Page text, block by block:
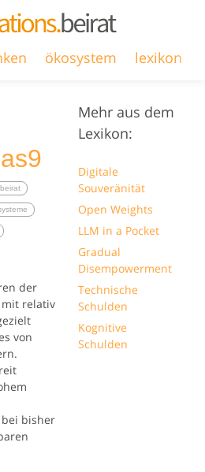
ökosystem lexikon
der
relativ
von
bisher
Mehr aus dem
Lexikon:
Digitale
Souveränität
Open Weights
LLM in a Pocket
Gradual
Disempowerment
Technische
Schulden
Kognitive
Schulden